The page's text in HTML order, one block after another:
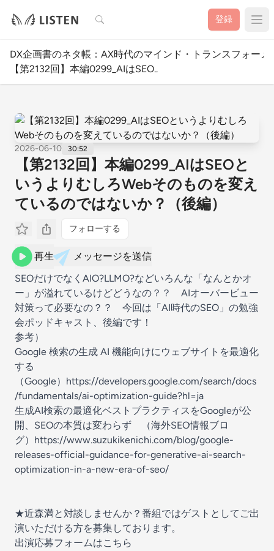
検索 登録
DX企画書のネタ帳：AX時代のマインド・トランスフォー
【第2132回】本編0299_AIはSEO..
2026-06-10 30:52
【第2132回】本編0299_AIはSEOと
いうよりむしろWebそのものを変え
ているのではないか？（後編）
フォローする
再生
メッセージを送信
SEOだけでなくAIO?LLMO?などいろんな「なんとかオ
ー」が溢れているけどどうなの？？ AIオーバービュー
対策って必要なの？？ 今回は「AI時代のSEO」の勉強
会ポッドキャスト、後編です！
参考）
Google 検索の生成 AI 機能向けにウェブサイトを最適化
する
（Google） ⁠https://developers.google.com/search/docs
/fundamentals/ai-optimization-guide?hl=ja⁠
生成AI検索の最適化ベストプラクティスをGoogleが公
開、SEOの本質は変わらず （海外SEO情報ブロ
グ） ⁠https://www.suzukikenichi.com/blog/google-
releases-official-guidance-for-generative-ai-search-
optimization-in-a-new-era-of-seo/⁠
★近森満と対談しませんか？番組ではゲストとしてご出
演いただける方を募集しております。
出演応募フォームはこちら